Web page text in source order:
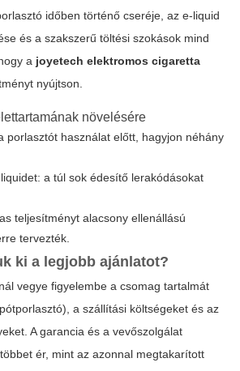
időben történő cseréje, az e-liquid
és a szakszerű töltési szokások mind
a joyetech elektromos cigaretta
nyújtson.
növelésére
porlasztót használat előtt, hagyjon néhány
a túl sok édesítő lerakódásokat
teljesítményt alacsony ellenállású
tervezték.
ki a legjobb ajánlatot?
vegye figyelembe a csomag tartalmát
a szállítási költségeket és az
A garancia és a vevőszolgálat
ér, mint az azonnal megtakarított